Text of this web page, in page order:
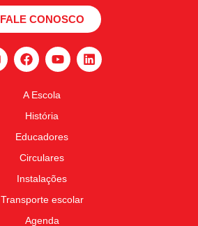
FALE CONOSCO
A Escola
História
Educadores
Circulares
Instalações
Transporte escolar
Agenda